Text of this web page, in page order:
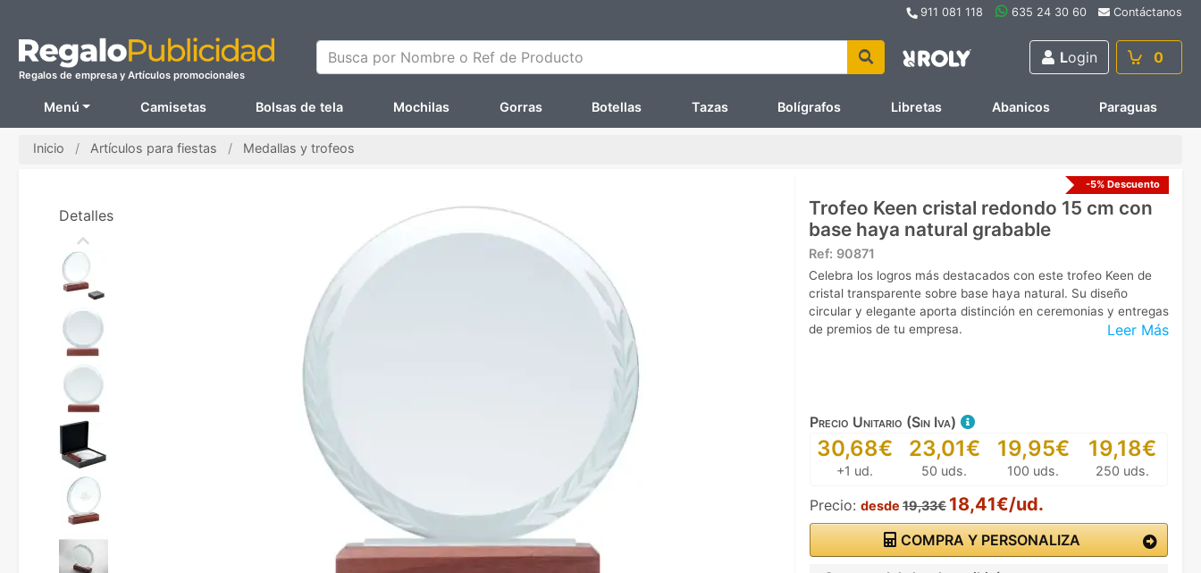
911 081 118 635 24 30 60 Contáctanos
Regalos de empresa y Artículos promocionales
Busca por Nombre o Ref de Producto Login 0
Menú Camisetas Bolsas de tela Mochilas Gorras Botellas Tazas Bolígrafos Libretas Abanicos Paraguas
Inicio Artículos para fiestas Medallas y trofeos
-5% Descuento
Trofeo Keen cristal redondo 15 cm con
base haya natural grabable
Ref: 90871
Leer Más
Celebra los logros más destacados con este trofeo Keen de
cristal transparente sobre base haya natural. Su diseño
circular y elegante aporta distinción en ceremonias y entregas
de premios de tu empresa.
Precio Unitario (Sin Iva)
30,68€
+1 ud.
23,01€
50 uds.
19,95€
100 uds.
19,18€
250 uds.
Precio: desde 19,33€ 18,41€/ud.
COMPRA Y PERSONALIZA
Detalles